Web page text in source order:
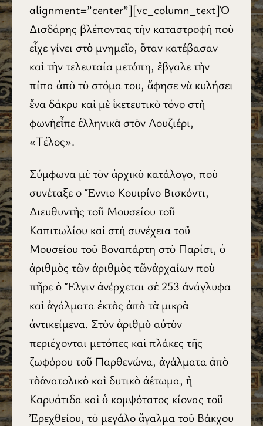
alignment=”center”][vc_column_text]Ὁ
Δισδάρης βλέποντας τὴν καταστροφὴ ποὺ
εἶχε γίνει στὸ μνημεῖο, ὅταν κατέβασαν
καὶ τὴν τελευταία μετόπη, ἔβγαλε τὴν
πίπα ἀπὸ τὸ στόμα του, ἄφησε νὰ κυλήσει
ἕνα δάκρυ καὶ μὲ ἱκετευτικὸ τόνο στὴ
φωνὴεἶπε ἑλληνικὰ στὸν Λουζιέρι,
«Τέλος».
Σύμφωνα μὲ τὸν ἀρχικὸ κατάλογο, ποὺ
συνέταξε ο Ἔννιο Κουιρίνο Βισκόντι,
Διευθυντὴς τοῦ Μουσείου τοῦ
Καπιτωλίου καὶ στὴ συνέχεια τοῦ
Μουσείου τοῦ Βοναπάρτη στὸ Παρίσι, ὁ
ἀριθμὸς τῶν ἀριθμὸς τῶνἀρχαίων ποὺ
πῆρε ὁ Ἔλγιν ἀνέρχεται σὲ 253 ἀνάγλυφα
καὶ ἀγάλματα ἐκτὸς ἀπὸ τὰ μικρὰ
ἀντικείμενα. Στὸν ἀριθμὸ αὐτὸν
περιέχονται μετόπες καὶ πλάκες τῆς
ζωφόρου τοῦ Παρθενώνα, ἀγάλματα ἀπὸ
τὸἀνατολικὸ καὶ δυτικὸ ἀέτωμα, ἡ
Καρυάτιδα καὶ ὁ κομψότατος κίονας τοῦ
Ἐρεχθείου, τὸ μεγάλο ἄγαλμα τοῦ Βάκχου